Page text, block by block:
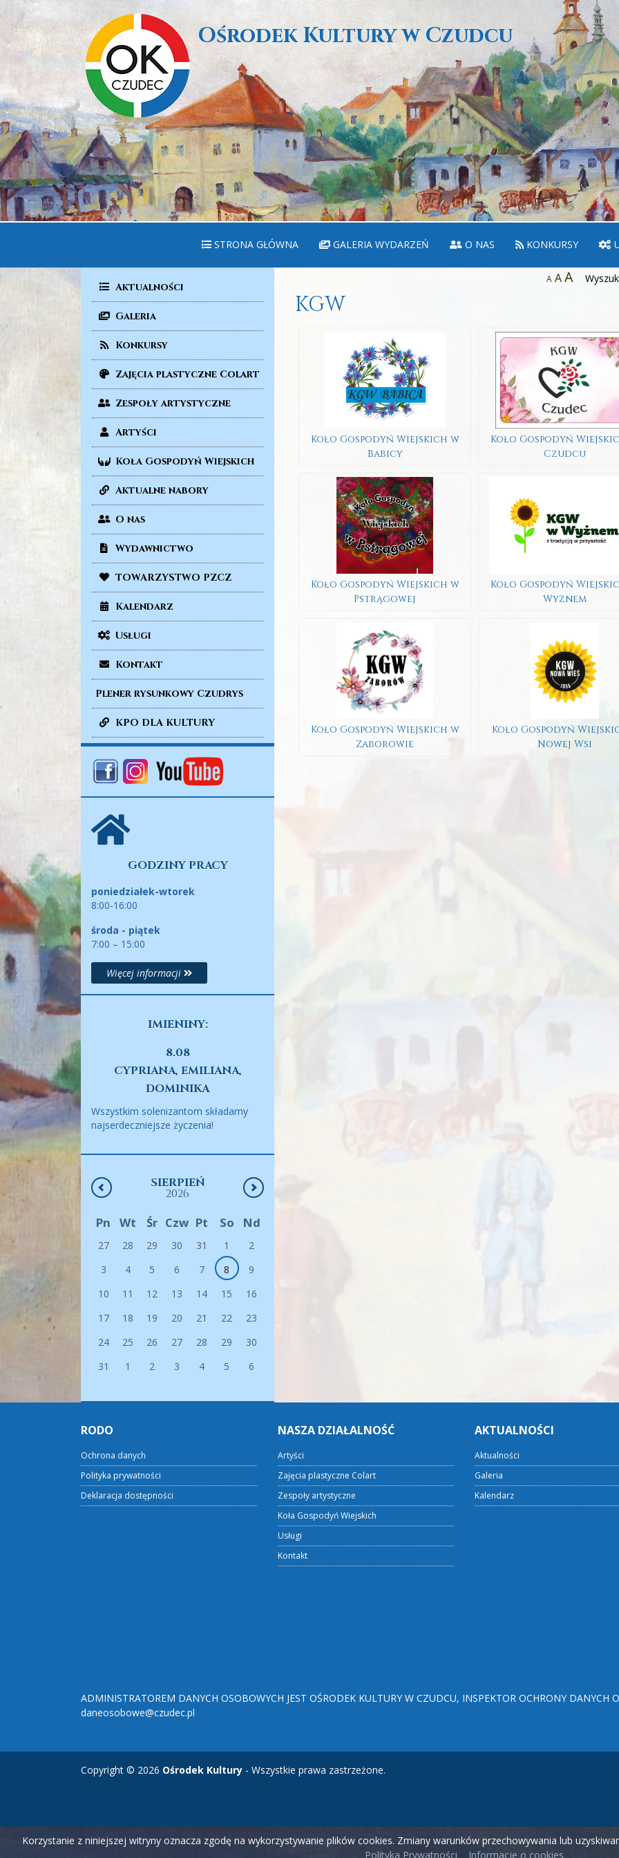
Ośrodek Kultury w Czudcu
STRONA GŁÓWNA GALERIA WYDARZEŃ O NAS KONKURSY
Aktualności
Galeria
Konkursy
Zajęcia plastyczne Colart
Zespoły artystyczne
Artyści
Koła Gospodyń Wiejskich
Aktualne nabory
O nas
Wydawnictwo
TOWARZYSTWO PZCZ
Kalendarz
Usługi
Kontakt
Plener rysunkowy Czudrys
KPO DLA KULTURY
GODZINY PRACY
poniedziałek-wtorek
8:00-16:00
środa - piątek
7:00 – 15:00
Więcej informacji
IMIENINY:
8.08
CYPRIANA, EMILIANA,
DOMINIKA
Wszystkim solenizantom składamy
najserdeczniejsze życzenia!
SIERPIEŃ
2026
Pn Wt Śr Czw Pt So Nd
27 28 29 30 31 1
2
3
4 5 6 7 8
9
10
11 12 13 14 15
16
17
18 19 20 21 22
23
24
25 26 27 28 29
30
31
1 2 3 4 5 6
A AA
KGW
Koło Gospodyń Wiejskich w
Babicy
Koło Gospodyń
Czudcu
Koło Gospodyń Wiejskich w
Pstrągowej
Koło Gospodyń
Wyżnem
Koło Gospodyń Wiejskich w
Zaborowie
Koło Gospodyń
Nowej Wsi
RODO
Ochrona danych
Polityka prywatności
Deklaracja dostępności
NASZA DZIAŁALNOŚĆ
Artyści
Zajęcia plastyczne Colart
Zespoły artystyczne
Koła Gospodyń Wiejskich
Usługi
Kontakt
AKTUALNOŚCI
Aktualności
Galeria
Kalendarz
ADMINISTRATOREM DANYCH OSOBOWYCH JEST OŚRODEK KULTURY W CZUDCU, INSPEKTOR OCHRONY
daneosobowe@czudec.pl
Copyright © 2026 Ośrodek Kultury - Wszystkie prawa zastrzeżone.
Korzystanie z niniejszej witryny oznacza zgodę na wykorzystywanie plików cookies. Zmiany warunków przechowywania lub
Polityka Prywatności
Informacje o cookies